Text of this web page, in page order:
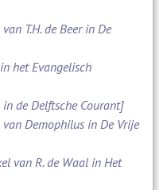
T.H. de Beer in De
het Evangelisch
de Delftsche Courant]
Demophilus in De Vrije
van R. de Waal in Het